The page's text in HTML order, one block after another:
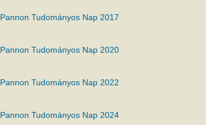
Pannon Tudományos Nap 2017
Pannon Tudományos Nap 2020
Pannon Tudományos Nap 2022
Pannon Tudományos Nap 2024